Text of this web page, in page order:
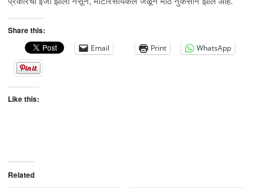
Share this:
Email Print WhatsApp
Like this:
Related